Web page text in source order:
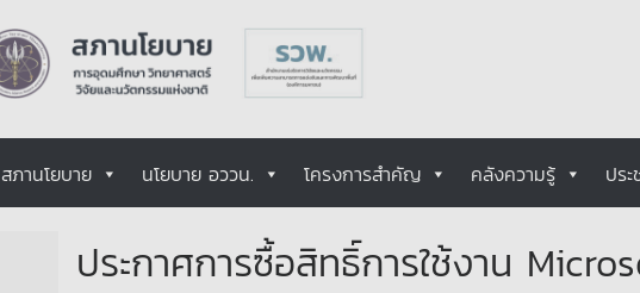
สภานโยบาย นโยบาย อววน. โครงการสำคัญ คลังความรู้ ปร
ประกาศการซื้อสิทธิ์การใช้งาน